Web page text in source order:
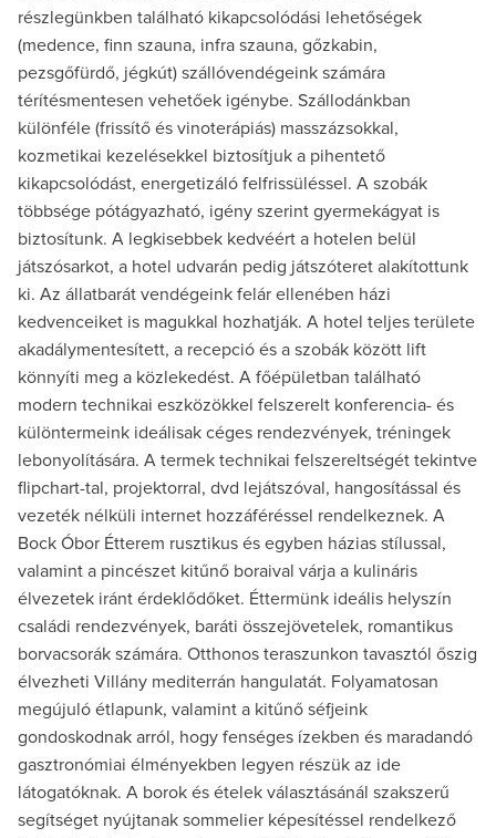
részlegünkben található kikapcsolódási lehetőségek
(medence, finn szauna, infra szauna, gőzkabin,
pezsgőfürdő, jégkút) szállóvendégeink számára
térítésmentesen vehetőek igénybe. Szállodánkban
különféle (frissítő és vinoterápiás) masszázsokkal,
kozmetikai kezelésekkel biztosítjuk a pihentető
kikapcsolódást, energetizáló felfrissüléssel. A szobák
többsége pótágyazható, igény szerint gyermekágyat is
biztosítunk. A legkisebbek kedvéért a hotelen belül
játszósarkot, a hotel udvarán pedig játszóteret alakítottunk
ki. Az állatbarát vendégeink felár ellenében házi
kedvenceiket is magukkal hozhatják. A hotel teljes területe
akadálymentesített, a recepció és a szobák között lift
könnyíti meg a közlekedést. A főépületban található
modern technikai eszközökkel felszerelt konferencia- és
különtermeink ideálisak céges rendezvények, tréningek
lebonyolítására. A termek technikai felszereltségét tekintve
flipchart-tal, projektorral, dvd lejátszóval, hangosítással és
vezeték nélküli internet hozzáféréssel rendelkeznek. A
Bock Óbor Étterem rusztikus és egyben házias stílussal,
valamint a pincészet kitűnő boraival várja a kulináris
élvezetek iránt érdeklődőket. Éttermünk ideális helyszín
családi rendezvények, baráti összejövetelek, romantikus
borvacsorák számára. Otthonos teraszunkon tavasztól őszig
élvezheti Villány mediterrán hangulatát. Folyamatosan
megújuló étlapunk, valamint a kitűnő séfjeink
gondoskodnak arról, hogy fenséges ízekben és maradandó
gasztronómiai élményekben legyen részük az ide
látogatóknak. A borok és ételek választásánál szakszerű
segítséget nyújtanak sommelier képesítéssel rendelkező